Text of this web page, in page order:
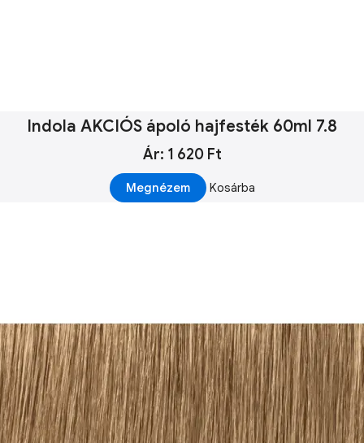
Indola AKCIÓS ápoló hajfesték 60ml 7.8
Ár: 1 620 Ft
Megnézem Kosárba